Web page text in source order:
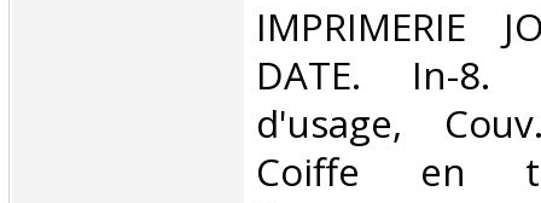
‎IMPRIMERIE
DATE. In-8.
d'usage,
Coiffe en